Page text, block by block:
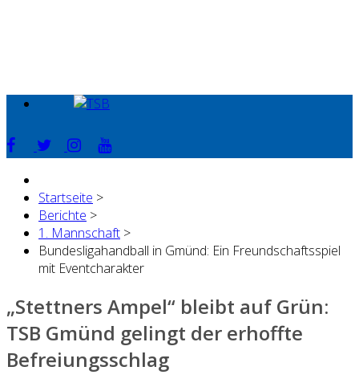
Startseite >
Berichte >
1. Mannschaft >
Bundesligahandball in Gmünd: Ein Freundschaftsspiel
mit Eventcharakter
„Stettners Ampel“ bleibt auf Grün:
TSB Gmünd gelingt der erhoffte
Befreiungsschlag